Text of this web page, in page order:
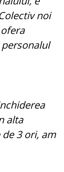
noi
alta
3 ori, am